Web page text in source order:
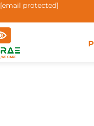
[email protected]